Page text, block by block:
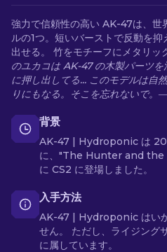
強力で信頼性の高い AK-47は、世
ルの1つ。短いバーストで反動を
出せる。 竹をモチーフにメタリッ
のユカコは AK-47 の木製パーツ
に押し出してる... このモデルは自
りにもなる。そこを忘れないで
背景
AK-47 | Hydroponic は
に、"The Hunter and the
に CS2 に登場しました。
入手方法
AK-47 | Hydroponic はい
せん。 ただし、ライジング
に属しています。